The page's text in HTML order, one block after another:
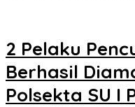
2 Pelaku
Berhasil
Polsekta SU I